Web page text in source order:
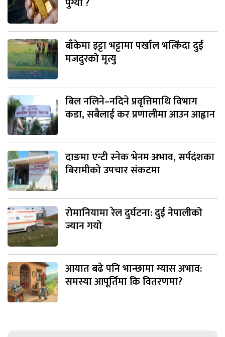
बाँकेमा इट्टा भट्टामा पर्खाल भत्किँदा दुई
मजदुरको मृत्यु
बिल नलिने–नदिने प्रवृत्तिमाथि विभाग
कडा, सबैलाई कर प्रणालीमा आउन आह्वान
दाङमा एन्टी स्नेक भेनम अभाव, सर्पदंशका
बिरामीको उपचार संकटमा
रोमानियामा रेल दुर्घटना: दुई नेपालीको
ज्यान गयो
आयात बढे पनि भान्छामा ग्यास अभाव:
समस्या आपूर्तिमा कि वितरणमा?